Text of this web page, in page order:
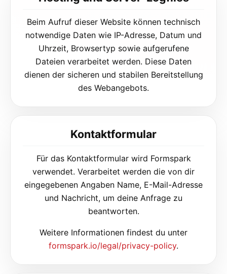
Beim Aufruf dieser Website können technisch
notwendige Daten wie IP-Adresse, Datum und
Uhrzeit, Browsertyp sowie aufgerufene
Dateien verarbeitet werden. Diese Daten
dienen der sicheren und stabilen Bereitstellung
des Webangebots.
Kontaktformular
Für das Kontaktformular wird Formspark
verwendet. Verarbeitet werden die von dir
eingegebenen Angaben Name, E-Mail-Adresse
und Nachricht, um deine Anfrage zu
beantworten.
Weitere Informationen findest du unter
formspark.io/legal/privacy-policy.